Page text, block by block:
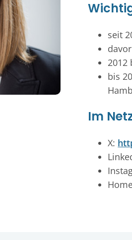
seit
2012
bis
Im
X: